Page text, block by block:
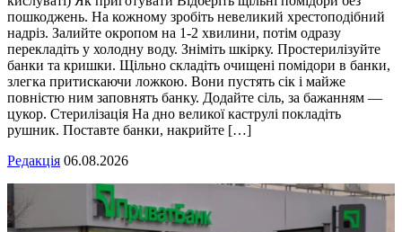
пошкоджень. На кожному зробіть невеликий хрестоподібний
надріз. Залийте окропом на 1-2 хвилини, потім одразу
перекладіть у холодну воду. Зніміть шкірку. Простерилізуйте
банки та кришки. Щільно складіть очищені помідори в банки,
злегка притискаючи ложкою. Вони пустять сік і майже
повністю ним заповнять банку. Додайте сіль, за бажанням —
цукор. Стерилізація На дно великої каструлі покладіть
рушник. Поставте банки, накрийте […]
Редакція 06.08.2026